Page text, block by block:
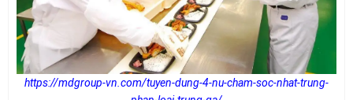
https://mdgroup-vn.com/tuyen-dung-4-nu-cham-soc-nhat-trung-